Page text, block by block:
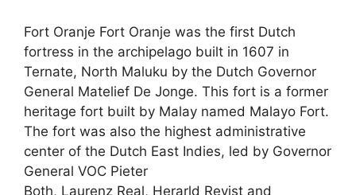
Fort Oranje Fort Oranje was the first Dutch
fortress in the archipelago built in 1607 in
Ternate, North Maluku by the Dutch Governor
General Matelief De Jonge. This fort is a former
heritage fort built by Malay named Malayo Fort.
The fort was also the highest administrative
center of the Dutch East Indies, led by Governor
General VOC Pieter
Both, Laurenz Real, Herarld Reyist and